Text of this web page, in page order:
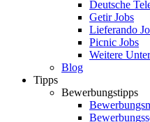
Deutsche
Getir Jobs
Lieferando
Picnic Jobs
Weitere
Blog
Tipps
Bewerbungstipps